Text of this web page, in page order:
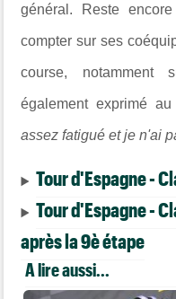
général. Reste
compter sur ses
course, notamment
également exprimé
assez fatigué et je n'ai
Tour d'Espagne -
Tour d'Espagne -
après la 9è étape
A lire aussi...